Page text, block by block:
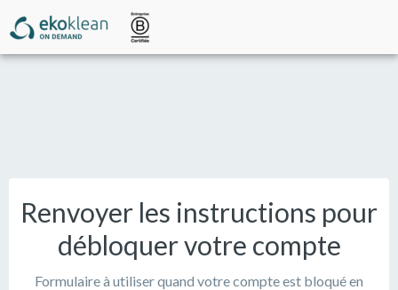
Renvoyer les instructions pour
débloquer votre compte
Formulaire à utiliser quand votre compte est bloqué en